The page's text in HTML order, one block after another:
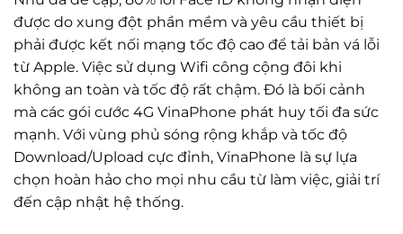
được do xung đột phần mềm và yêu cầu thiết bị
phải được kết nối mạng tốc độ cao để tải bản vá lỗi
từ Apple. Việc sử dụng Wifi công cộng đôi khi
không an toàn và tốc độ rất chậm. Đó là bối cảnh
mà các gói cước 4G VinaPhone phát huy tối đa sức
mạnh. Với vùng phủ sóng rộng khắp và tốc độ
Download/Upload cực đỉnh, VinaPhone là sự lựa
chọn hoàn hảo cho mọi nhu cầu từ làm việc, giải trí
đến cập nhật hệ thống.